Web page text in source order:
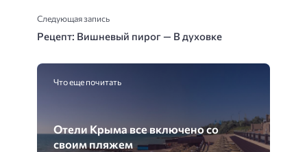
Следующая запись
Рецепт: Вишневый пирог — В духовке
Что еще почитать
Отели Крыма все включено со
своим пляжем